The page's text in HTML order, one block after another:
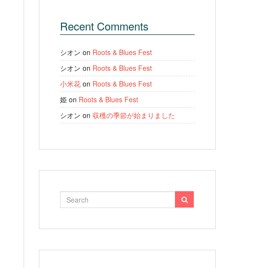
Recent Comments
シオン on Roots & Blues Fest
シオン on Roots & Blues Fest
小米花 on Roots & Blues Fest
姫 on Roots & Blues Fest
シオン on 収穫の季節が始まりました